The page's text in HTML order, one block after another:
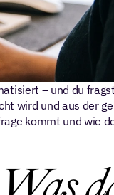
– und du
wird und aus der
kommt und wie